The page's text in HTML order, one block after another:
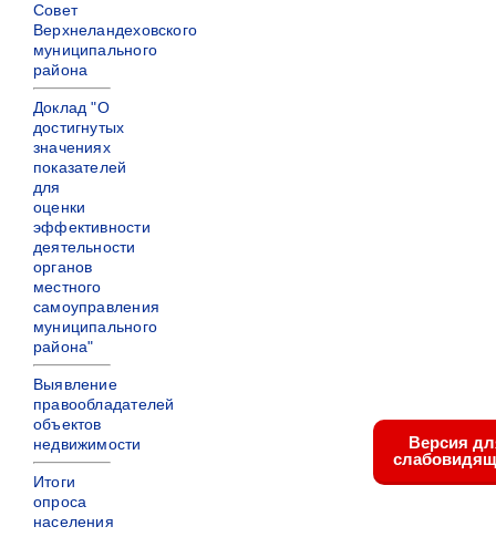
Совет
Верхнеландеховского
муниципального
района
Доклад "О
достигнутых
значениях
показателей
для
оценки
эффективности
деятельности
органов
местного
самоуправления
муниципального
района"
Выявление
правообладателей
объектов
недвижимости
Итоги
опроса
населения
Версия